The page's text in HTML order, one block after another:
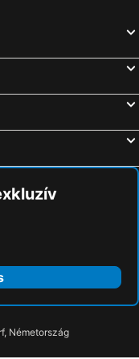
Veneto Szállás
Németország